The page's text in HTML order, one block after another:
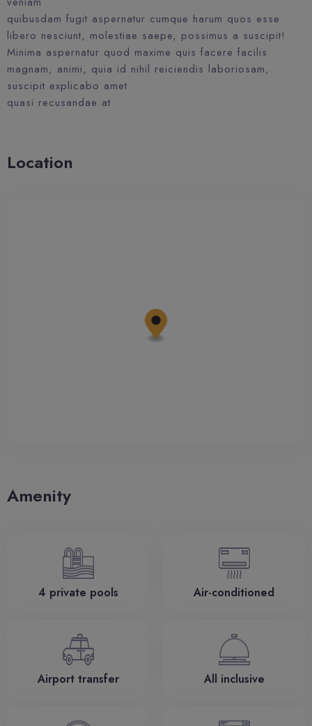
quibusdam fugit aspernatur cumque harum quos esse
libero nesciunt, molestiae saepe, possimus a suscipit!
Minima aspernatur quod maxime quis facere facilis
magnam, animi, quia id nihil reiciendis laboriosam,
suscipit explicabo amet
quasi recusandae at
Location
Amenity
4 private pools Air-conditioned
Airport transfer All inclusive